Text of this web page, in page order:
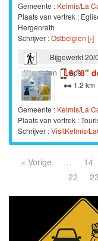
Gemeente : Kelmis/La
Plaats van vertrek :
Hergenrath
Schrijver :Ostbelgien [›]
Bijgewerkt 20/
Wandelen
Gps
Le "8"
1.2 km
Gemeente : Kelmis/La
Plaats van vertrek :
Schrijver :VisitKelmis/
« Vorige … 14
22
23